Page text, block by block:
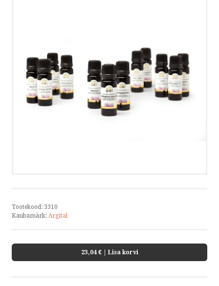
TARNEHINNAD
KOOLITUSED
HELISTA
Tootekood: 3310
Kaubamärk: Argital
23,04 € | Lisa korvi